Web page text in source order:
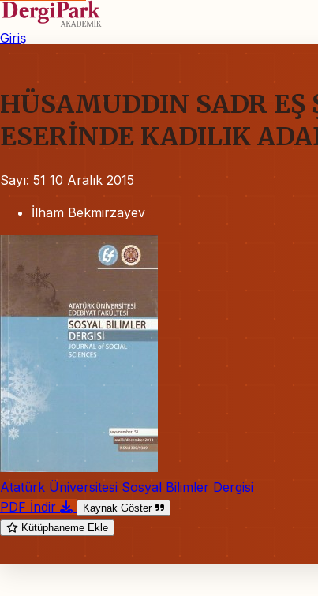
Giriş
HÜSAMUDDIN SADR EŞ
ESERİNDE KADILIK
Sayı: 51 10 Aralık 2015
İlham Bekmirzayev
Atatürk Üniversitesi Sosyal Bilimler Dergisi
PDF İndir
Kaynak Göster
Kütüphaneme Ekle